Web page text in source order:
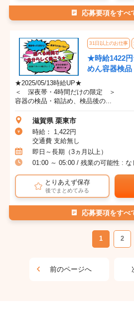
応募要項をすべ
31日以上のお仕事
★時給1422
めん容器検品
★2025/05/13時給UP★
＜ 深夜帯・4時間だけの限定 ＞
容器の検品・箱詰め、検品後の...
滋賀県 栗東市
時給： 1,422円
交通費 支給無し
即日～長期（3ヵ月以上）
01:00 ～ 05:00 / 残業の可能性 : な
とりあえず保存
後でまとめてみる
応募要項をすべ
1 2
前のページへ